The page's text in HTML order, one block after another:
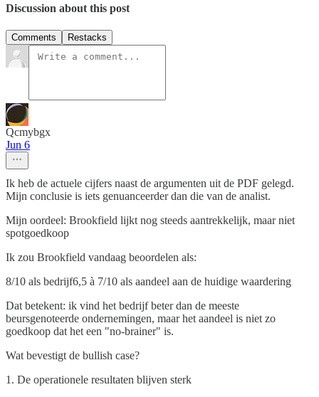
Discussion about this post
Comments Restacks
Qcmybgx
Jun 6
Ik heb de actuele cijfers naast de argumenten uit de PDF gelegd.
Mijn conclusie is iets genuanceerder dan die van de analist.
Mijn oordeel: Brookfield lijkt nog steeds aantrekkelijk, maar niet
spotgoedkoop
Ik zou Brookfield vandaag beoordelen als:
8/10 als bedrijf6,5 à 7/10 als aandeel aan de huidige waardering
Dat betekent: ik vind het bedrijf beter dan de meeste
beursgenoteerde ondernemingen, maar het aandeel is niet zo
goedkoop dat het een "no-brainer" is.
Wat bevestigt de bullish case?
1. De operationele resultaten blijven sterk